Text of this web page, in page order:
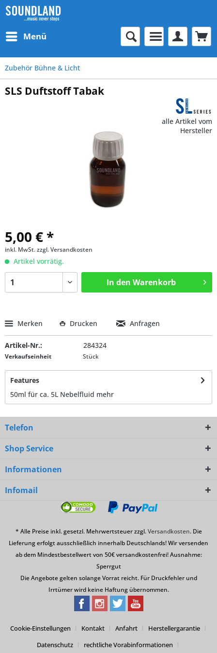
Menü
Zubehör Bühne & Licht
SLS Duftstoff Tabak
alle Artikel vom
Hersteller
5,00 € *
inkl. MwSt.zzgl. Versandkosten
Artikel vorrätig.
In den Warenkorb
Merken Drucken Anfragen
Artikel-Nr.: 284324
Verkaufseinheit Stück
Features
50ml für ca. 5L Nebelfluid mehr
Telefon
Shop Service
Informationen
Infomail
* Alle Preise inkl. gesetzl. Mehrwertsteuer zzgl.Versandkosten. Die
Lieferung erfolgt ausschließlich innerhalb Deutschlands! Wir versenden
ab dem Mindestbestellwert von 50€ versandkostenfrei! Ausnahme:
Sperrgut
Die Angebote gelten solange Vorrat reicht. Für Druckfehler und
Irrtümer wird keine Haftung übernommen.
Cookie-Einstellungen Kontakt Anfahrt
Herstellergarantie
Datenschutz
rechtliche Vorabinformationen